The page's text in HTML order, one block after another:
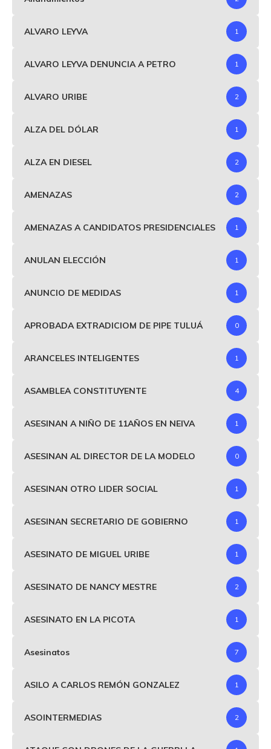
ALVARO LEYVA 1
ALVARO LEYVA DENUNCIA A PETRO 1
ALVARO URIBE 2
ALZA DEL DÓLAR 1
ALZA EN DIESEL 2
AMENAZAS 2
AMENAZAS A CANDIDATOS PRESIDENCIALES 1
ANULAN ELECCIÓN 1
ANUNCIO DE MEDIDAS 1
APROBADA EXTRADICIOM DE PIPE TULUÁ 0
ARANCELES INTELIGENTES 1
ASAMBLEA CONSTITUYENTE 4
ASESINAN A NIÑO DE 11AÑOS EN NEIVA 1
ASESINAN AL DIRECTOR DE LA MODELO 0
ASESINAN OTRO LIDER SOCIAL 1
ASESINAN SECRETARIO DE GOBIERNO 1
ASESINATO DE MIGUEL URIBE 1
ASESINATO DE NANCY MESTRE 2
ASESINATO EN LA PICOTA 1
Asesinatos 7
ASILO A CARLOS REMÓN GONZALEZ 1
ASOINTERMEDIAS 2